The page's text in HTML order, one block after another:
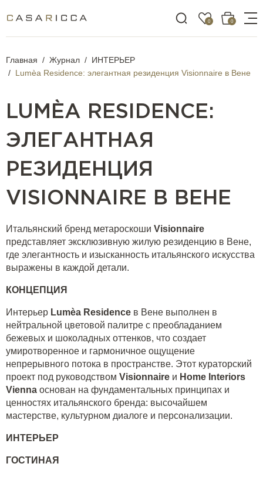
0 0
Главная Журнал
ИНТЕРЬЕР
Lumèa Residence: элегантная резиденция Visionnaire в Вене
LUMÈA RESIDENCE:
ЭЛЕГАНТНАЯ
РЕЗИДЕНЦИЯ
VISIONNAIRE В ВЕНЕ
Итальянский бренд метароскоши Visionnaire
представляет эксклюзивную жилую резиденцию в Вене,
где элегантность и изысканность итальянского искусства
выражены в каждой детали.
КОНЦЕПЦИЯ
Интерьер Lumèa Residence в Вене выполнен в
нейтральной цветовой палитре с преобладанием
бежевых и шоколадных оттенков, что создает
умиротворенное и гармоничное ощущение
непрерывного потока в пространстве. Этот кураторский
проект под руководством Visionnaire и Home Interiors
Vienna основан на фундаментальных принципах и
ценностях итальянского бренда: высочайшем
мастерстве, культурном диалоге и персонализации.
ИНТЕРЬЕР
ГОСТИНАЯ